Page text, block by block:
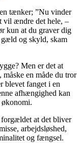
tænker; ”Nu vinder
vil ændre det hele, –
kun at du graver dig
og skyld, skam
Men er det at
en måde du tror
blevet fanget i en
afhængighed kan
at det bliver
arbejdsløshed,
og fængsel.